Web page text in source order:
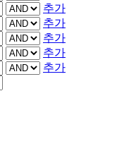
추가
추가
추가
추가
추가